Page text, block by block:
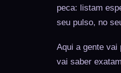
peca: listam
seu pulso, no
Aqui a gente
vai saber